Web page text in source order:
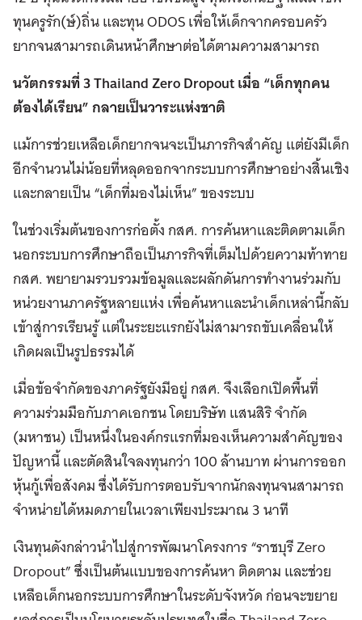
ทุนครูรัก(ษ์)ถิ่น และทุน ODOS เพื่อให้เด็กจากครอบครัว
ยากจนสามารถเดินหน้าศึกษาต่อได้ตามความสามารถ
นวัตกรรมที่ 3Thailand Zero Dropoutเมื่อ “เด็กทุกคน
ต้องได้เรียน” กลายเป็นวาระแห่งชาติ
แม้การช่วยเหลือเด็กยากจนจะเป็นภารกิจสำคัญ แต่ยังมีเด็ก
อีกจำนวนไม่น้อยที่หลุดออกจากระบบการศึกษาอย่างสิ้นเชิง
และกลายเป็น “เด็กที่มองไม่เห็น” ของระบบ
ในช่วงเริ่มต้นของการก่อตั้ง กสศ. การค้นหาและติดตามเด็ก
นอกระบบการศึกษาถือเป็นภารกิจที่เต็มไปด้วยความท้าทาย
กสศ. พยายามรวบรวมข้อมูลและผลักดันการทำงานร่วมกับ
หน่วยงานภาครัฐหลายแห่ง เพื่อค้นหาและนำเด็กเหล่านี้กลับ
เข้าสู่การเรียนรู้ แต่ในระยะแรกยังไม่สามารถขับเคลื่อนให้
เกิดผลเป็นรูปธรรมได้
เมื่อข้อจำกัดของภาครัฐยังมีอยู่ กสศ. จึงเลือกเปิดพื้นที่
ความร่วมมือกับภาคเอกชน โดยบริษัท แสนสิริ จำกัด
(มหาชน) เป็นหนึ่งในองค์กรแรกที่มองเห็นความสำคัญของ
ปัญหานี้ และตัดสินใจลงทุนกว่า 100 ล้านบาท ผ่านการออก
หุ้นกู้เพื่อสังคม ซึ่งได้รับการตอบรับจากนักลงทุนจนสามารถ
จำหน่ายได้หมดภายในเวลาเพียงประมาณ 3 นาที
เงินทุนดังกล่าวนำไปสู่การพัฒนาโครงการ “ราชบุรี Zero
Dropout” ซึ่งเป็นต้นแบบของการค้นหา ติดตาม และช่วย
เหลือเด็กนอกระบบการศึกษาในระดับจังหวัด ก่อนจะขยาย